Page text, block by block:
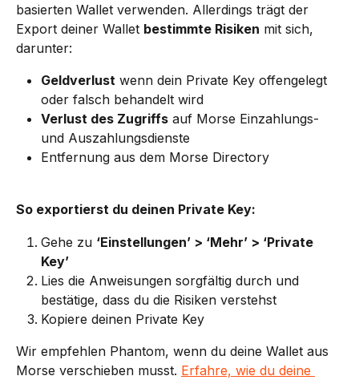
basierten Wallet verwenden. Allerdings trägt der
Export deiner Wallet bestimmte Risiken mit sich,
darunter:
Geldverlust wenn dein Private Key offengelegt
oder falsch behandelt wird
Verlust des Zugriffs auf Morse Einzahlungs-
und Auszahlungsdienste
Entfernung aus dem Morse Directory
So exportierst du deinen Private Key:
Gehe zu ‘Einstellungen’ > ‘Mehr’ > ‘Private
Key’
Lies die Anweisungen sorgfältig durch und
bestätige, dass du die Risiken verstehst
Kopiere deinen Private Key
Wir empfehlen Phantom, wenn du deine Wallet aus
Morse verschieben musst. Erfahre, wie du deine